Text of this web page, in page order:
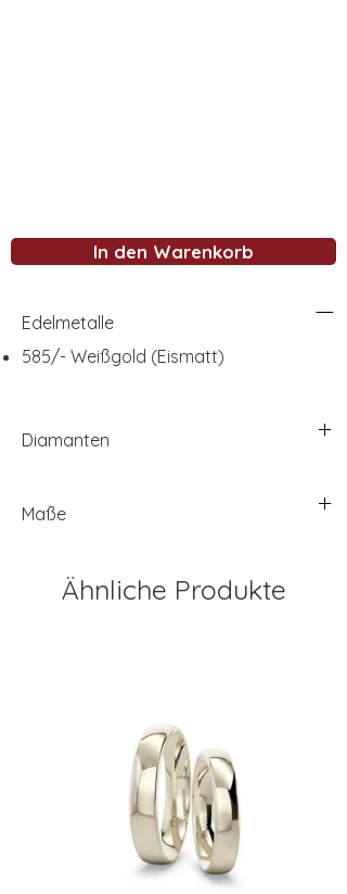
In den Warenkorb
Edelmetalle
585/- Weißgold (Eismatt)
Diamanten
Maße
Ähnliche Produkte